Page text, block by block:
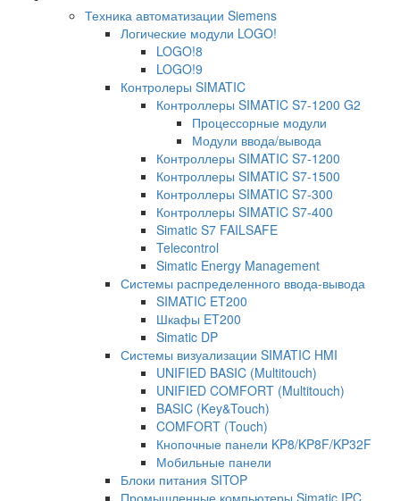
Техника автоматизации Siemens
Логические модули LOGO!
LOGO!8
LOGO!9
Контролеры SIMATIC
Контроллеры SIMATIC S7-1200 G2
Процессорные модули
Модули ввода/вывода
Контроллеры SIMATIC S7-1200
Контроллеры SIMATIC S7-1500
Контроллеры SIMATIC S7-300
Контроллеры SIMATIC S7-400
Simatic S7 FAILSAFE
Telecontrol
Simatic Energy Management
Системы распределенного ввода-вывода
SIMATIC ET200
Шкафы ET200
Simatic DP
Системы визуализации SIMATIC HMI
UNIFIED BASIC (Multitouch)
UNIFIED COMFORT (Multitouch)
BASIC (Key&Touch)
COMFORT (Touch)
Кнопочные панели KP8/KP8F/KP32F
Мобильные панели
Блоки питания SITOP